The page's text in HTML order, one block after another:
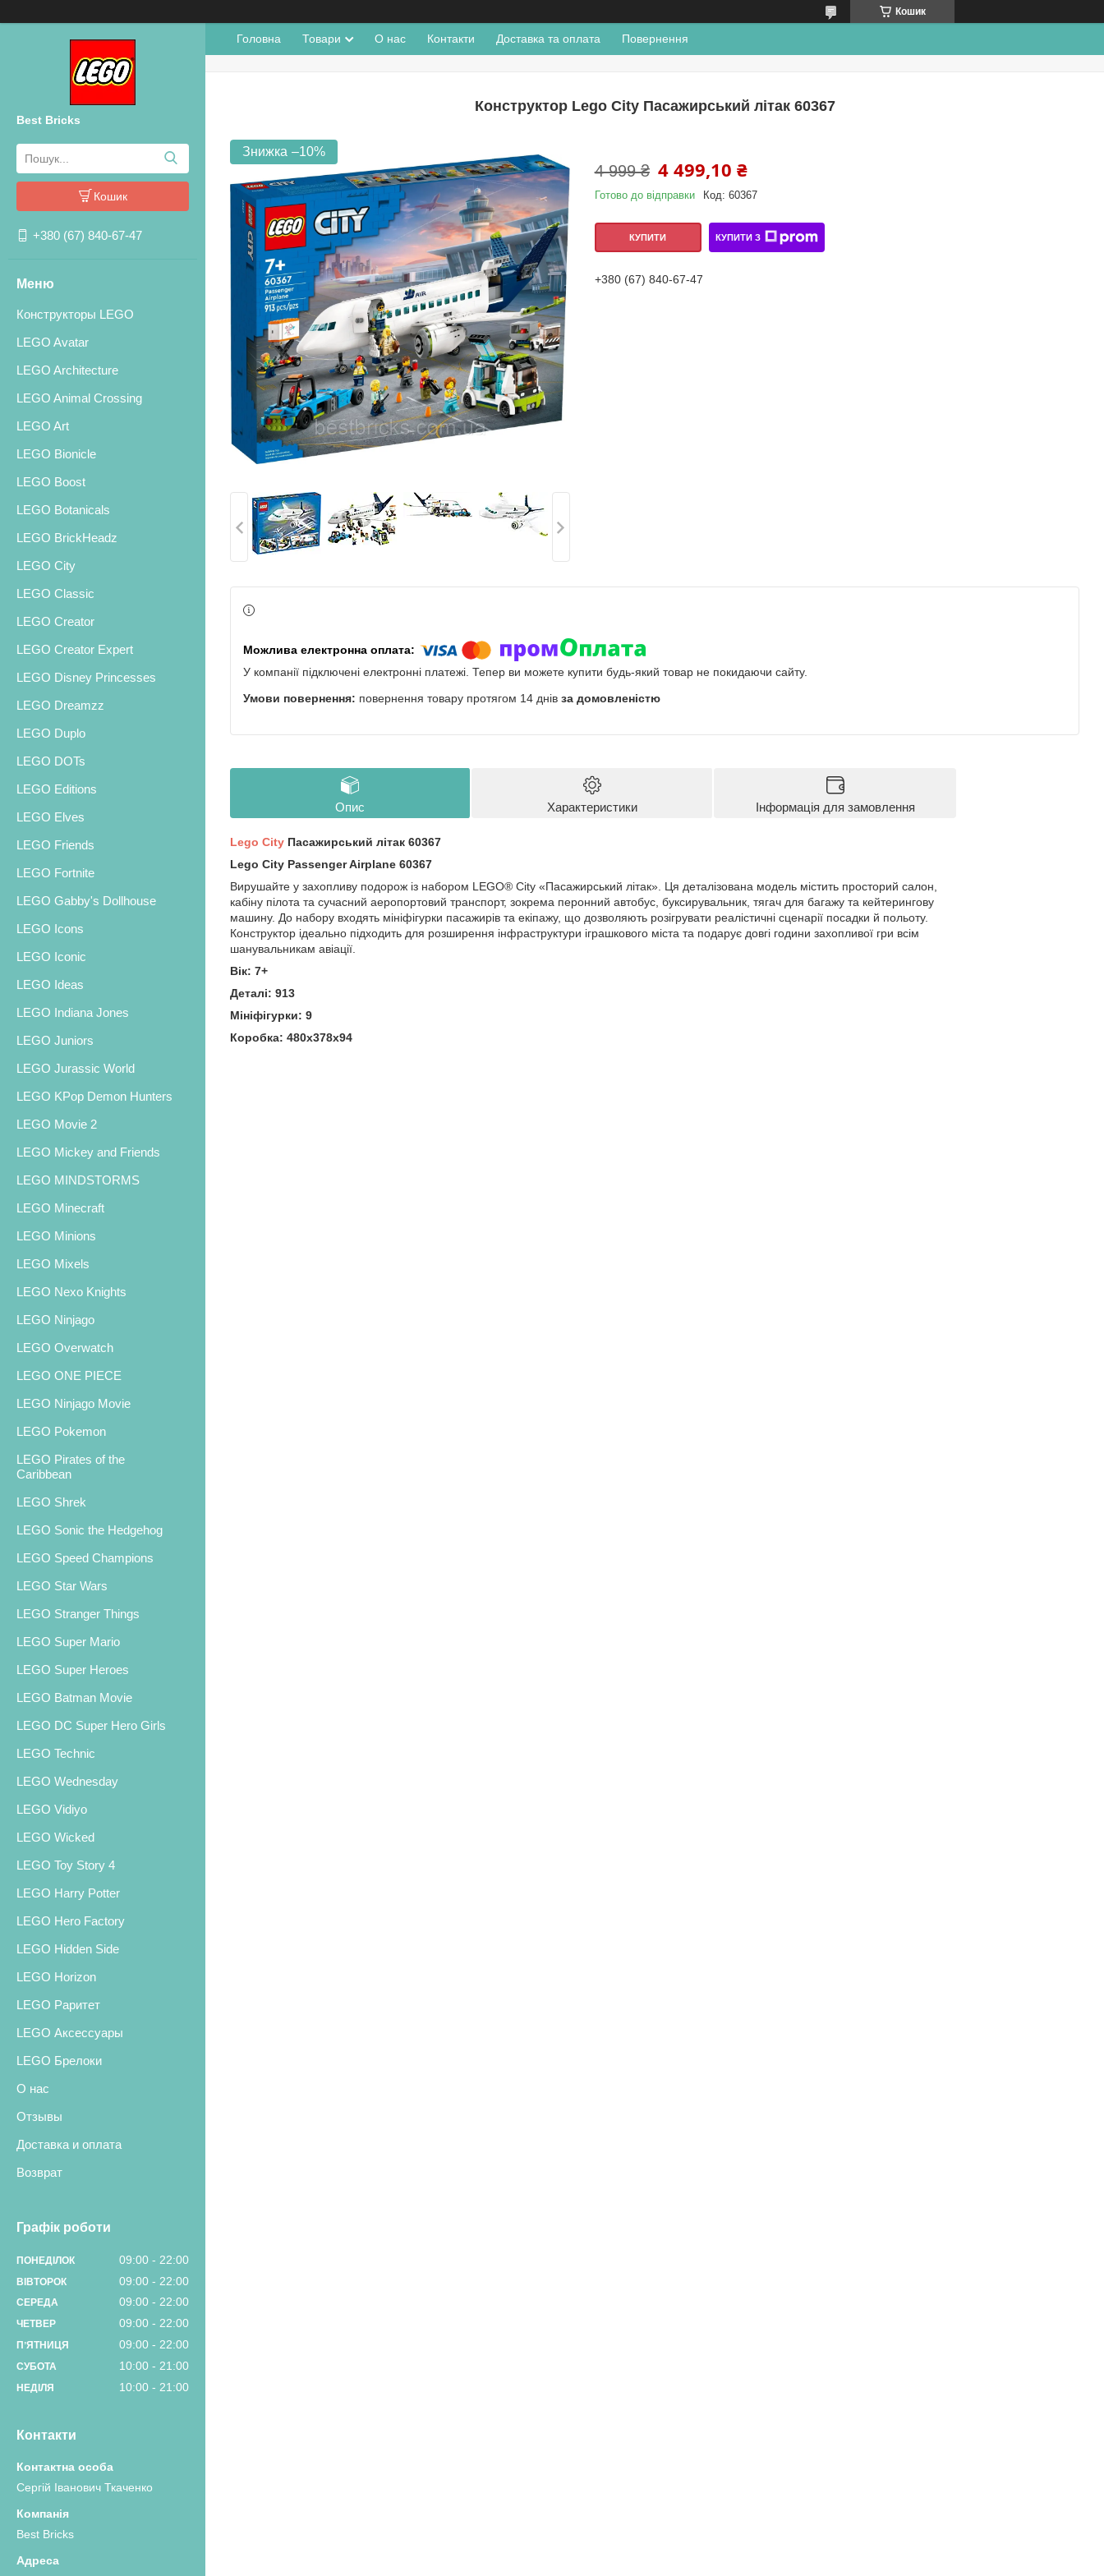
Кошик
Best Bricks
Кошик
+380 (67) 840-67-47
Конструкторы LEGO
LEGO Avatar
LEGO Architecture
LEGO Animal Crossing
LEGO Art
LEGO Bionicle
LEGO Boost
LEGO Botanicals
LEGO BrickHeadz
LEGO City
LEGO Classic
LEGO Creator
LEGO Creator Expert
LEGO Disney Princesses
LEGO Dreamzz
LEGO Duplo
LEGO DOTs
LEGO Editions
LEGO Elves
LEGO Friends
LEGO Fortnite
LEGO Gabby's Dollhouse
LEGO Icons
LEGO Iconic
LEGO Ideas
LEGO Indiana Jones
LEGO Juniors
LEGO Jurassic World
LEGO KPop Demon Hunters
LEGO Movie 2
LEGO Mickey and Friends
LEGO MINDSTORMS
LEGO Minecraft
LEGO Minions
LEGO Mixels
LEGO Nexo Knights
LEGO Ninjago
LEGO Overwatch
LEGO ONE PIECE
LEGO Ninjago Movie
LEGO Pokemon
LEGO Pirates of the
Caribbean
LEGO Shrek
LEGO Sonic the Hedgehog
LEGO Speed Champions
LEGO Star Wars
LEGO Stranger Things
LEGO Super Mario
LEGO Super Heroes
LEGO Batman Movie
LEGO DC Super Hero Girls
LEGO Technic
LEGO Wednesday
LEGO Vidiyo
LEGO Wicked
LEGO Toy Story 4
LEGO Harry Potter
LEGO Hero Factory
LEGO Hidden Side
LEGO Horizon
LEGO Раритет
LEGO Аксессуары
LEGO Брелоки
О нас
Отзывы
Доставка и оплата
Возврат
Графік роботи
ПОНЕДІЛОК 09:00 22:00
ВІВТОРОК 09:00 22:00
СЕРЕДА 09:00 22:00
ЧЕТВЕР 09:00 22:00
ПʼЯТНИЦЯ 09:00 22:00
СУБОТА 10:00 21:00
НЕДІЛЯ 10:00 21:00
Контакти
Сергій Іванович Ткаченко
Best Bricks
Головна Товари О нас Контакти Доставка та оплата Повернення
Конструктор Lego City Пасажирський літак 60367
–10%
4 999 ₴ 4 499,10 ₴
Готово до відправки Код: 60367
КУПИТИ КУПИТИ З
+380 (67) 840-67-47
У компанії підключені електронні платежі. Тепер ви можете купити будь-який товар не покидаючи сайту.
повернення товару протягом 14 днів за домовленістю
Опис Характеристики Інформація для замовлення
Lego City Пасажирський літак 60367
Lego City Passenger Airplane 60367
Вирушайте у захопливу подорож із набором LEGO® City «Пасажирський літак». Ця деталізована модель містить просторий салон,
кабіну пілота та сучасний аеропортовий транспорт, зокрема перонний автобус, буксирувальник, тягач для багажу та кейтерингову
машину. До набору входять мініфігурки пасажирів та екіпажу, що дозволяють розігрувати реалістичні сценарії посадки й польоту.
Конструктор ідеально підходить для розширення інфраструктури іграшкового міста та подарує довгі години захопливої гри всім
шанувальникам авіації.
Вік: 7+
Деталі: 913
Мініфігурки: 9
Коробка: 480х378х94